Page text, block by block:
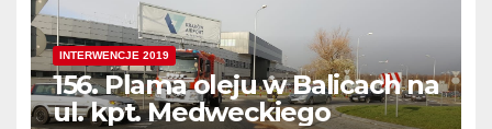
INTERWENCJE 2019
156. Plama oleju w Balicach na
ul. kpt. Medweckiego